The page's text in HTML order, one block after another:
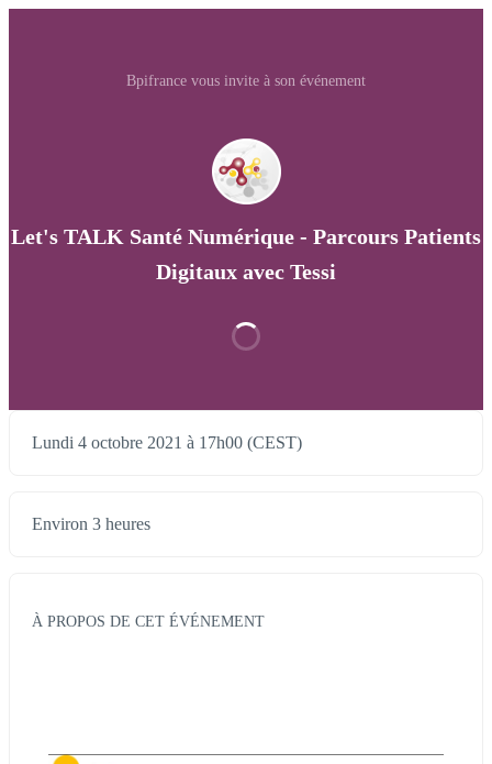
Bpifrance vous invite à son événement
Let's TALK Santé Numérique - Parcours Patients
Digitaux avec Tessi
Lundi 4 octobre 2021 à 17h00 (CEST)
Environ 3 heures
À PROPOS DE CET ÉVÉNEMENT